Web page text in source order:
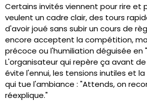
Certains invités viennent pour rire et
veulent un cadre clair, des tours
d'avoir joué sans subir un cours de
encore acceptent la compétition,
précoce ou l'humiliation déguisée en
L'organisateur qui repère ça avant
évite l'ennui, les tensions inutiles et
qui tue l'ambiance : "Attends, on
réexplique."